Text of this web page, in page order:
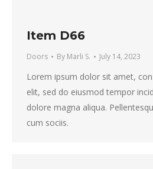
Item D66
Doors By Marli S. July 14, 2023
Lorem ipsum dolor sit amet,
elit, sed do eiusmod tempor
dolore magna aliqua.
cum sociis.